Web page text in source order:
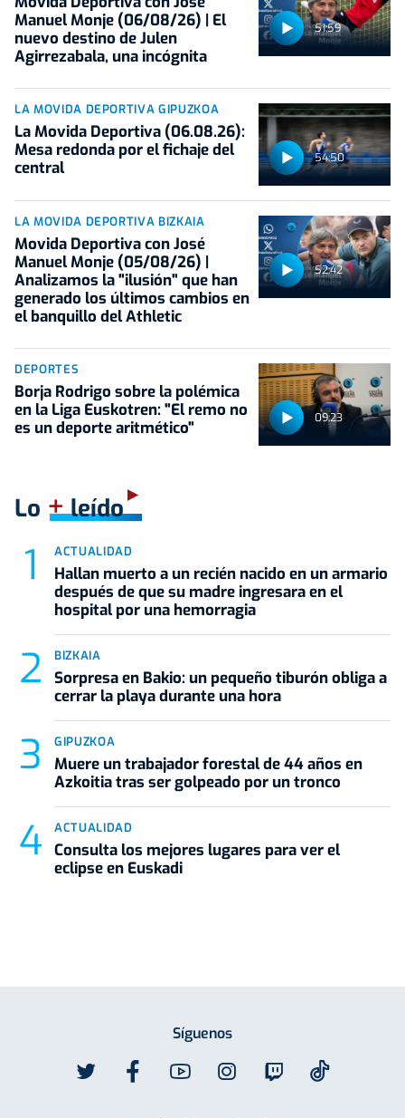
51:59
Manuel Monje (06/08/26) | El
nuevo destino de Julen
Agirrezabala, una incógnita
54:50
LA MOVIDA DEPORTIVA GIPUZKOA
La Movida Deportiva (06.08.26):
Mesa redonda por el fichaje del
central
52:42
LA MOVIDA DEPORTIVA BIZKAIA
Movida Deportiva con José
Manuel Monje (05/08/26) |
Analizamos la "ilusión" que han
generado los últimos cambios en
el banquillo del Athletic
09:23
DEPORTES
Borja Rodrigo sobre la polémica
en la Liga Euskotren: "El remo no
es un deporte aritmético"
Lo +leído
ACTUALIDAD
Hallan muerto a un recién nacido en un armario
después de que su madre ingresara en el
hospital por una hemorragia
BIZKAIA
Sorpresa en Bakio: un pequeño tiburón obliga a
cerrar la playa durante una hora
GIPUZKOA
Muere un trabajador forestal de 44 años en
Azkoitia tras ser golpeado por un tronco
ACTUALIDAD
Consulta los mejores lugares para ver el
eclipse en Euskadi
Síguenos